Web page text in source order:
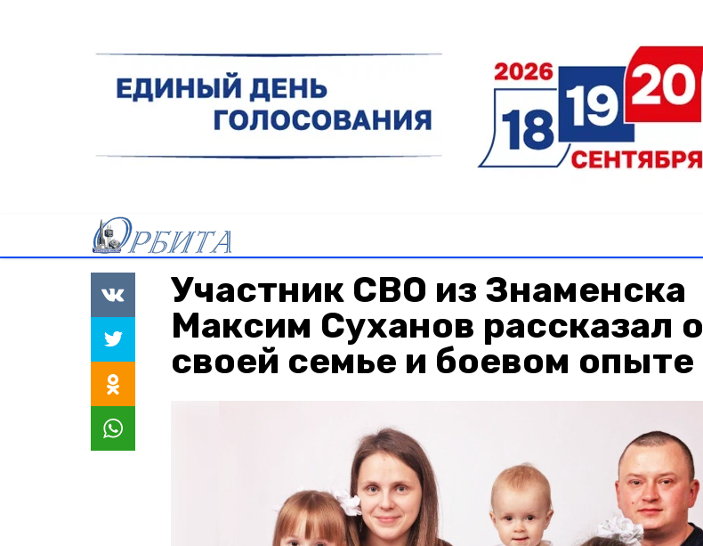
Участник СВО из Знаменска
Максим Суханов рассказал о
своей семье и боевом опыте